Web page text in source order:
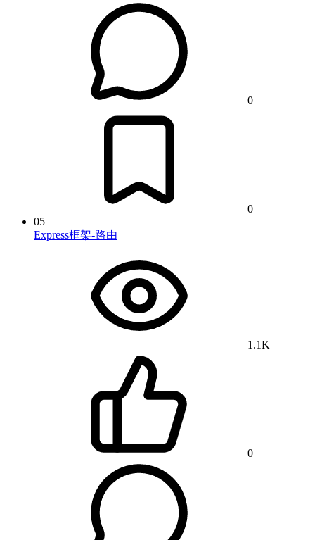
0
0
05
Express框架-路由
1.1K
0